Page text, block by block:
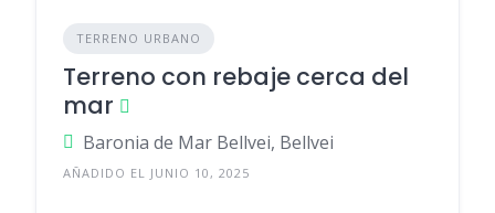
TERRENO URBANO
Terreno con rebaje cerca del
mar
Baronia de Mar Bellvei, Bellvei
AÑADIDO EL JUNIO 10, 2025